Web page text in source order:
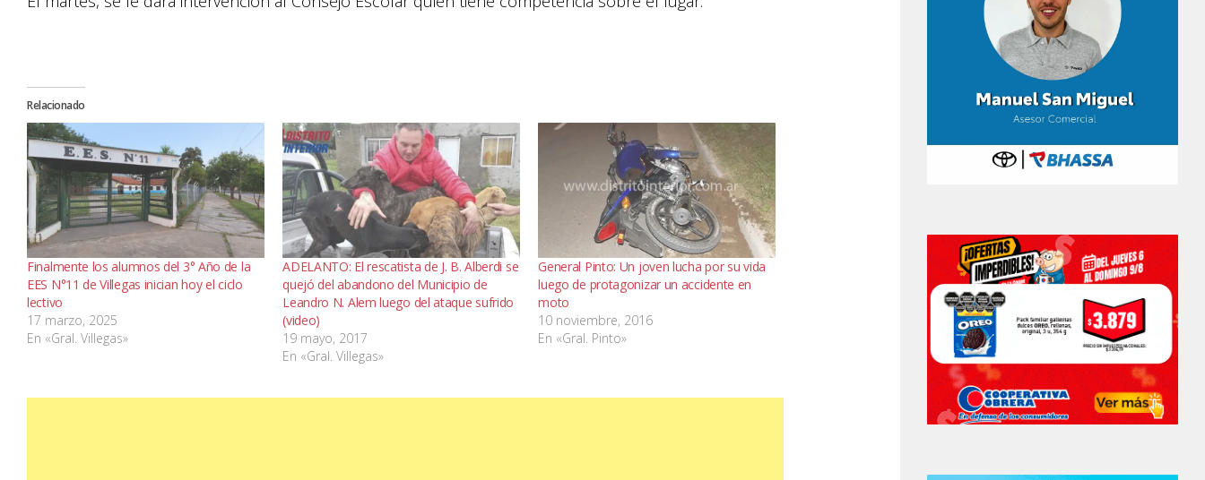
Relacionado
Finalmente los alumnos del 3° Año de la
EES N°11 de Villegas inician hoy el ciclo
lectivo
17 marzo, 2025
En «Gral. Villegas»
ADELANTO: El rescatista de J. B. Alberdi se
quejó del abandono del Municipio de
Leandro N. Alem luego del ataque sufrido
(video)
19 mayo, 2017
En «Gral. Villegas»
General Pinto: Un joven lucha por su vida
luego de protagonizar un accidente en
moto
10 noviembre, 2016
En «Gral. Pinto»